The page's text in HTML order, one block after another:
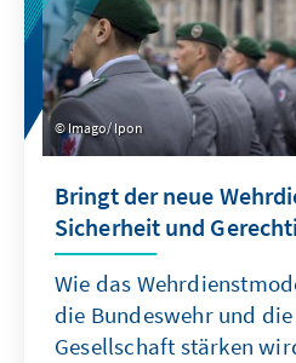
Imago/ Ipon
Bringt der neue
Sicherheit und
Wie das
die Bundeswehr und
Gesellschaft stärken